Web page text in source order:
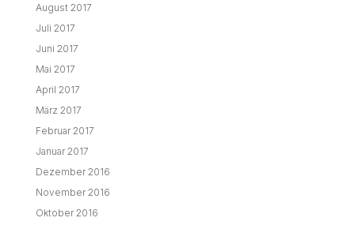
August 2017
Juli 2017
Juni 2017
Mai 2017
April 2017
März 2017
Februar 2017
Januar 2017
Dezember 2016
November 2016
Oktober 2016